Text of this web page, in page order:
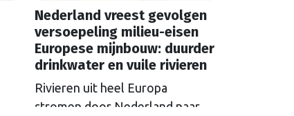
Nederland vreest gevolgen
versoepeling milieu-eisen
Europese mijnbouw: duurder
drinkwater en vuile rivieren
Rivieren uit heel Europa
stromen door Nederland naar